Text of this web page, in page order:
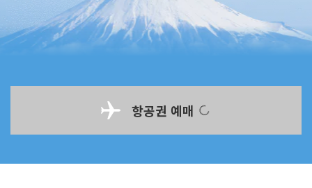
항공권 예매